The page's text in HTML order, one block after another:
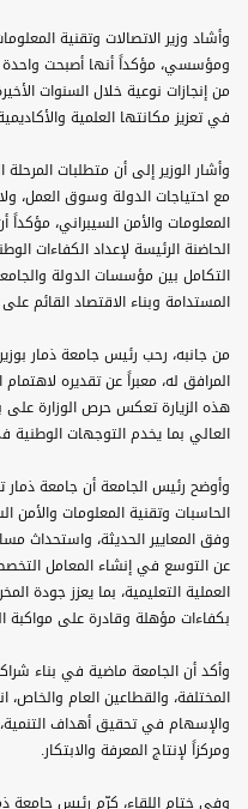
وأشاد وزير الاتصالات وتقنية
ومؤسسي، مؤكداً أنها أصبحت واحدة
من إنجازات نوعية خلال السنوات
في تعزيز مكانتها العلمية
وأشار الوزير إلى أن متطلبات
مع احتياجات الدولة وسوق العمل،
المعلومات والأمن السيبراني،
الحاضنة الرئيسة لإعداد الكفاءات
التكامل بين مؤسسات الدولة
المستدامة وبناء الاقتصاد القائم
من جانبه، رحب رئيس جامعة ذمار
المرافق له، معبراً عن تقديره لاهتمام
هذه الزيارة تعكس حرص الوزارة
العالي بما يخدم التوجهات الوطنية
وأوضح رئيس الجامعة أن جامعة ذمار
الحاسبات وتقنية المعلومات والأمن
وفق المعايير الحديثة، واستحداث
عن التوسع في إنشاء المعامل
العملية التعليمية، بما يعزز جودة
بكفاءات مؤهلة وقادرة على مواكبة
وأكد أن الجامعة ماضية في بناء
المختلفة، والقطاعين العام
والإسهام في تحقيق أهداف التنمية،
ومركزاً لإنتاج المعرفة والابتكار.
وفي ختام اللقاء، كرّم رئيس جامعة